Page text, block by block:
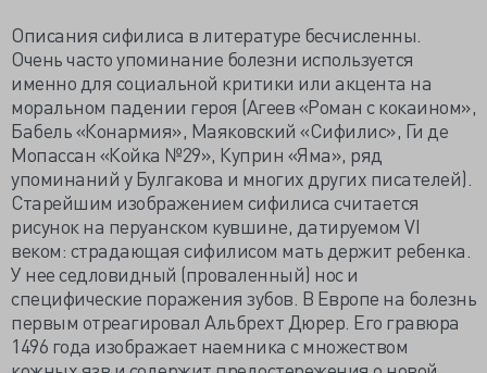
Описания сифилиса в литературе бесчисленны.
Очень часто упоминание болезни используется
именно для социальной критики или акцента на
моральном падении героя (Агеев «Роман с кокаином»,
Бабель «Конармия», Маяковский «Сифилис», Ги де
Мопассан «Койка №29», Куприн «Яма», ряд
упоминаний у Булгакова и многих других писателей).
Старейшим изображением сифилиса считается
рисунок на перуанском кувшине, датируемом VI
веком: страдающая сифилисом мать держит ребенка.
У нее седловидный (проваленный) нос и
специфические поражения зубов. В Европе на болезнь
первым отреагировал Альбрехт Дюрер. Его гравюра
1496 года изображает наемника с множеством